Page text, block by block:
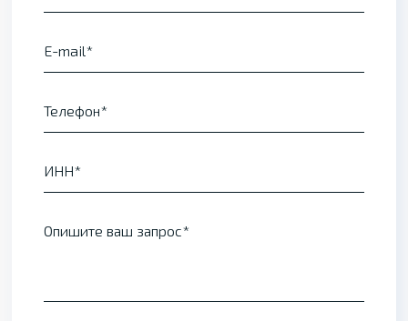
E-mail
Телефон
ИНН
Опишите ваш запрос